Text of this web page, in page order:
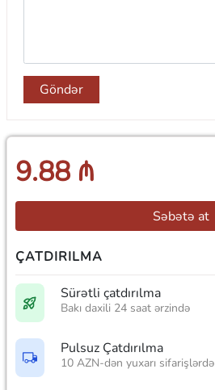
Göndər
9.88 ₼
Səbətə at
ÇATDIRILMA
Sürətli çatdırılma
Bakı daxili 24 saat ərzində
Pulsuz Çatdırılma
10 AZN-dən yuxarı sifarişlərdə